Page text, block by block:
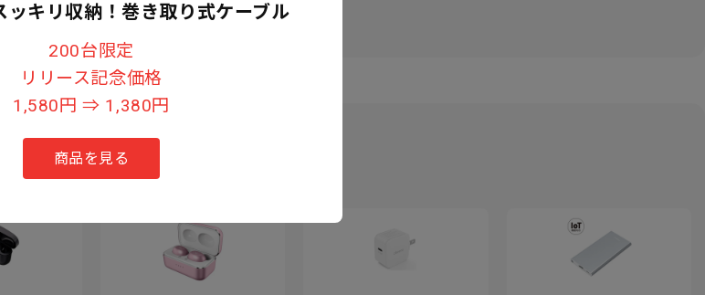
すべて見る
カテゴリー
キリ収納！巻き取り式ケーブル
200台限定
リリース記念価格
1,580円 ⇒ 1,380円
商品を見る